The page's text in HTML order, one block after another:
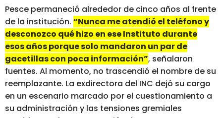
Pesce permaneció alrededor de cinco años al frente
de la institución. “Nunca me atendió el teléfono y
desconozco qué hizo en ese Instituto durante
esos años porque solo mandaron un par de
gacetillas con poca información”, señalaron
fuentes. Al momento, no trascendió el nombre de su
reemplazante. La exdirectora del INC dejó su cargo
en un escenario marcado por el cuestionamiento a
su administración y las tensiones gremiales